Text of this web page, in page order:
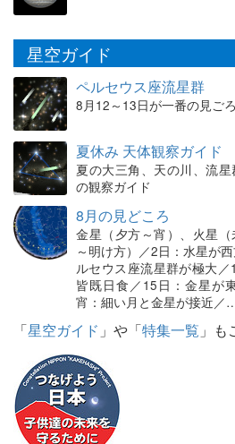
星空ガイド
ペルセウス座流星群
8月12～13日が一番の見ご
夏休み 天体観察ガイド
夏の大三角、天の川、流
の観察ガイド
8月の見どころ
金星（夕方～宵）、火星
～明け方）／2日：水星が
ルセウス座流星群が極大
皆既日食／15日：金星が
宵：細い月と金星が接近／
「星空ガイド 」や「特集一覧 」